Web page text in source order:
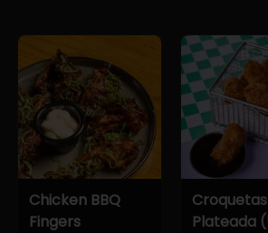
Chicken BBQ
Fingers
Plateada